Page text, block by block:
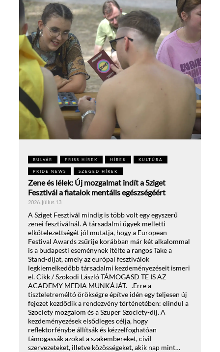
BULVÁR FRISS HÍREK HÍREK KULTÚRA
PRIDE NEWS SZEGED HÍREK
Zene és lélek: Új mozgalmat indít a Sziget
Fesztivál a fiatalok mentális egészségéért
2026. július 13
A Sziget Fesztivál mindig is több volt egy egyszerű
zenei fesztiválnál. A társadalmi ügyek melletti
elkötelezettségét jól mutatja, hogy a European
Festival Awards zsűrije korábban már két alkalommal
is a budapesti eseménynek ítélte a rangos Take a
Stand-díjat, amely az európai fesztiválok
legkiemelkedőbb társadalmi kezdeményezéseit ismeri
el. Cikk / Szokodi László TÁMOGASD TE IS AZ
ACADEMY MEDIA MUNKÁJÁT. .Erre a
tiszteletreméltó örökségre építve idén egy teljesen új
fejezet kezdődik a rendezvény történetében: elindul a
Szociety mozgalom és a Szuper Szociety-díj. A
kezdeményezések elsődleges célja, hogy
reflektorfénybe állítsák és kézzelfoghatóan
támogassák azokat a szakembereket, civil
szervezeteket, illetve közösségeket, akik nap mint…